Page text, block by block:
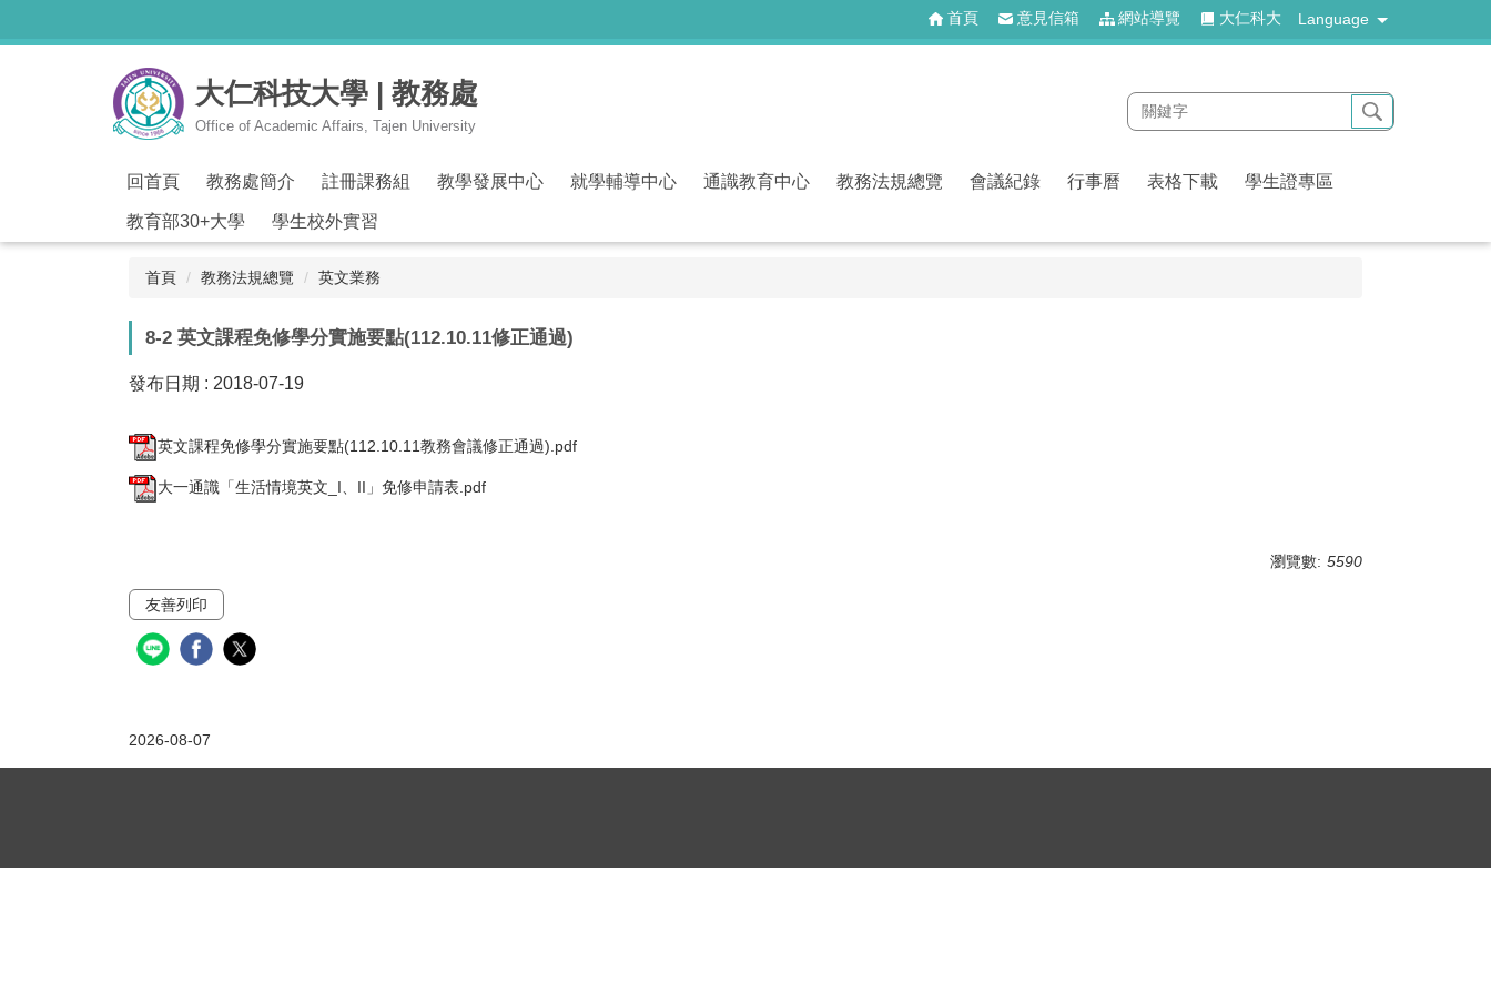
大仁科技大學 | 教務處
Office of Academic Affairs, Tajen University
首頁 意見信箱 網站導覽 大仁科大 Language
回首頁 教務處簡介 註冊課務組 教學發展中心 就學輔導中心 通識教育中心 教務法規總覽 會議紀錄 行事曆 表格下載 學生證專區
教育部30+大學 學生校外實習
首頁 教務法規總覽 英文業務
8-2 英文課程免修學分實施要點(112.10.11修正通過)
發布日期 : 2018-07-19
英文課程免修學分實施要點(112.10.11教務會議修正通過).pdf
大一通識「生活情境英文_I、II」免修申請表.pdf
瀏覽數: 5590
友善列印
2026-08-07